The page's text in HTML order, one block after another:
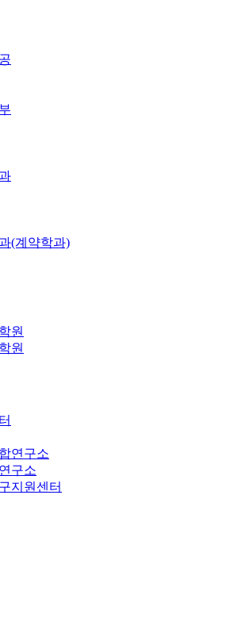
(계약학과)
원
원
연구소
구소
지원센터